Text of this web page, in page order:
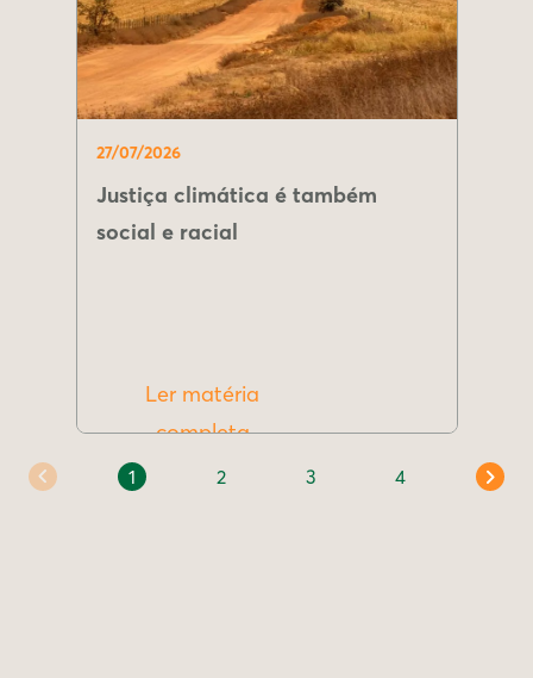
27/07/2026
Justiça climática é também
social e racial
Ler matéria
completa
1 2 3 4